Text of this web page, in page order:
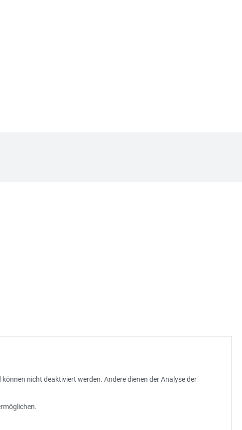
nicht deaktiviert werden. Andere dienen der Analyse der